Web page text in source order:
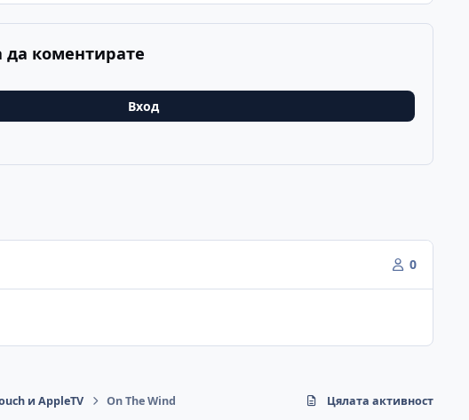
да коментирате
Вход
0
и AppleTV On The Wind Цялата активност